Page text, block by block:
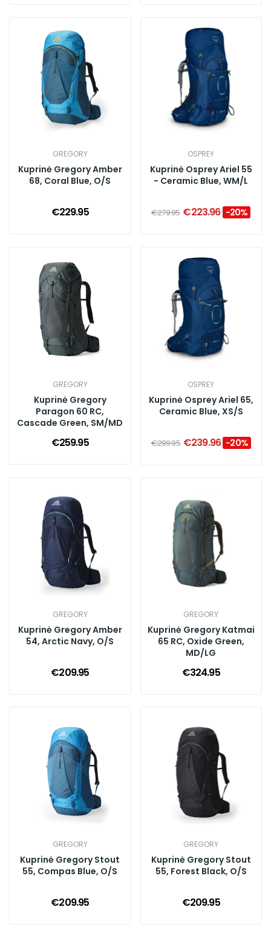
GREGORY
Kuprinė Gregory Amber
68, Coral Blue, O/S
€229.95
OSPREY
Kuprinė Osprey Ariel 55
- Ceramic Blue, WM/L
€279.95 €223.96 -20%
GREGORY
Kuprinė Gregory
Paragon 60 RC,
Cascade Green, SM/MD
€259.95
OSPREY
Kuprinė Osprey Ariel 65,
Ceramic Blue, XS/S
€299.95 €239.96 -20%
GREGORY
Kuprinė Gregory Amber
54, Arctic Navy, O/S
€209.95
GREGORY
Kuprinė Gregory Katmai
65 RC, Oxide Green,
MD/LG
€324.95
GREGORY
Kuprinė Gregory Stout
55, Compas Blue, O/S
€209.95
GREGORY
Kuprinė Gregory Stout
55, Forest Black, O/S
€209.95